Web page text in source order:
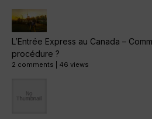
L’Entrée Express au Canada –
procédure ?
2 comments 46 views